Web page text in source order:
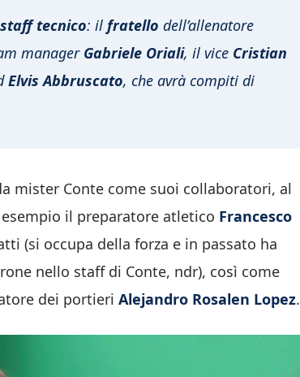
tecnico: il fratello dell’allenatore
managerGabriele Oriali, il vice Cristian
Elvis Abbruscato, che avrà compiti di
mister Conte come suoi collaboratori, al
il preparatore atletico Francesco
(si occupa della forza e in passato ha
nello staff di Conte, ndr), così come
dei portieri Alejandro Rosalen Lopez.